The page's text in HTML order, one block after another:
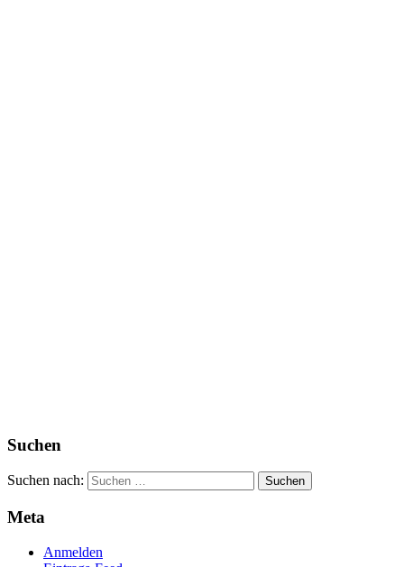
Suchen
Suchen nach:
Meta
Anmelden